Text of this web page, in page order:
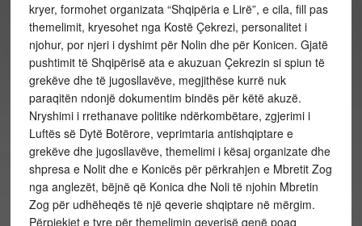
kryer, formohet organizata “Shqipëria e Lirë”, e cila, fill pas
themelimit, kryesohet nga Kostë Çekrezi, personalitet i
njohur, por njeri i dyshimt për Nolin dhe për Konicen. Gjatë
pushtimit të Shqipërisë ata e akuzuan Çekrezin si spiun të
grekëve dhe të jugosllavëve, megjithëse kurrë nuk
paraqitën ndonjë dokumentim bindës për këtë akuzë.
Nryshimi i rrethanave politike ndërkombëtare, zgjerimi i
Luftës së Dytë Botërore, veprimtaria antishqiptare e
grekëve dhe jugosllavëve, themelimi i kësaj organizate dhe
shpresa e Nolit dhe e Konicës për përkrahjen e Mbretit Zog
nga anglezët, bëjnë që Konica dhe Noli të njohin Mbretin
Zog për udhëheqës të një qeverie shqiptare në mërgim.
Përpjekjet e tyre për themelimin qeverisë qenë poaq